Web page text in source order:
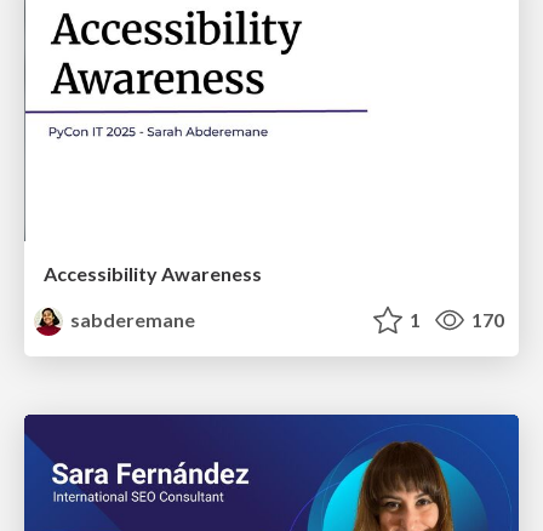
Accessibility Awareness
sabderemane
1 170